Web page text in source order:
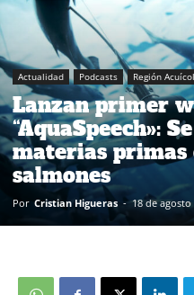
Actualidad Podcasts Región
Lanzan primer
“AquaSpeech»:
materias primas
salmones
Por Cristian Higueras - 18 de agosto